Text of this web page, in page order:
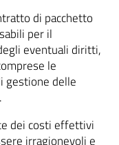
di pacchetto
per il
eventuali diritti,
le
gestione delle
dei costi effettivi
irragionevoli e